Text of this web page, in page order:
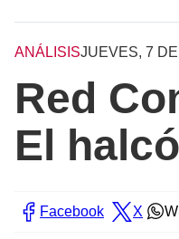
ANÁLISISJUEVES, 7
Red
El
Facebook X